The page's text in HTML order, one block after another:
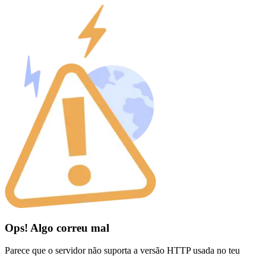
Ops! Algo correu mal
Parece que o servidor não suporta a versão HTTP usada no teu